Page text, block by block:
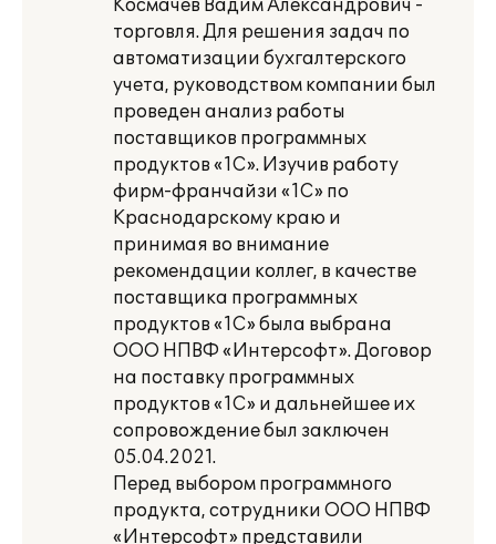
Космачев Вадим Александрович -
торговля. Для решения задач по
автоматизации бухгалтерского
учета, руководством компании был
проведен анализ работы
поставщиков программных
продуктов «1С». Изучив работу
фирм-франчайзи «1С» по
Краснодарскому краю и
принимая во внимание
рекомендации коллег, в качестве
поставщика программных
продуктов «1С» была выбрана
ООО НПВФ «Интерсофт». Договор
на поставку программных
продуктов «1С» и дальнейшее их
сопровождение был заключен
05.04.2021.
Перед выбором программного
продукта, сотрудники ООО НПВФ
«Интерсофт» представили